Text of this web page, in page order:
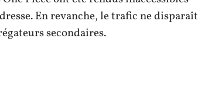
En revanche, le trafic ne disparaît
secondaires.